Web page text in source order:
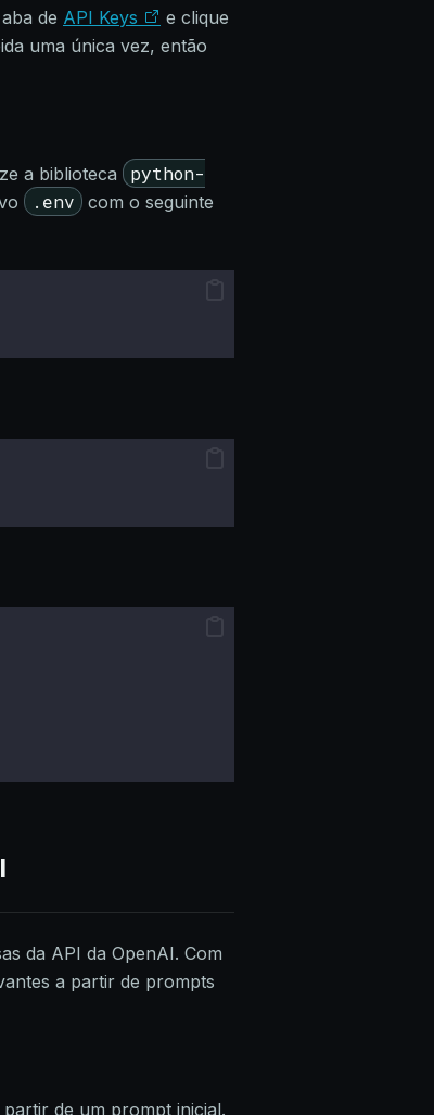
de API Keys
e clique
uma única vez, então
a biblioteca
python-
.env
com o seguinte
da API da OpenAI. Com
a partir de prompts
de um prompt inicial.